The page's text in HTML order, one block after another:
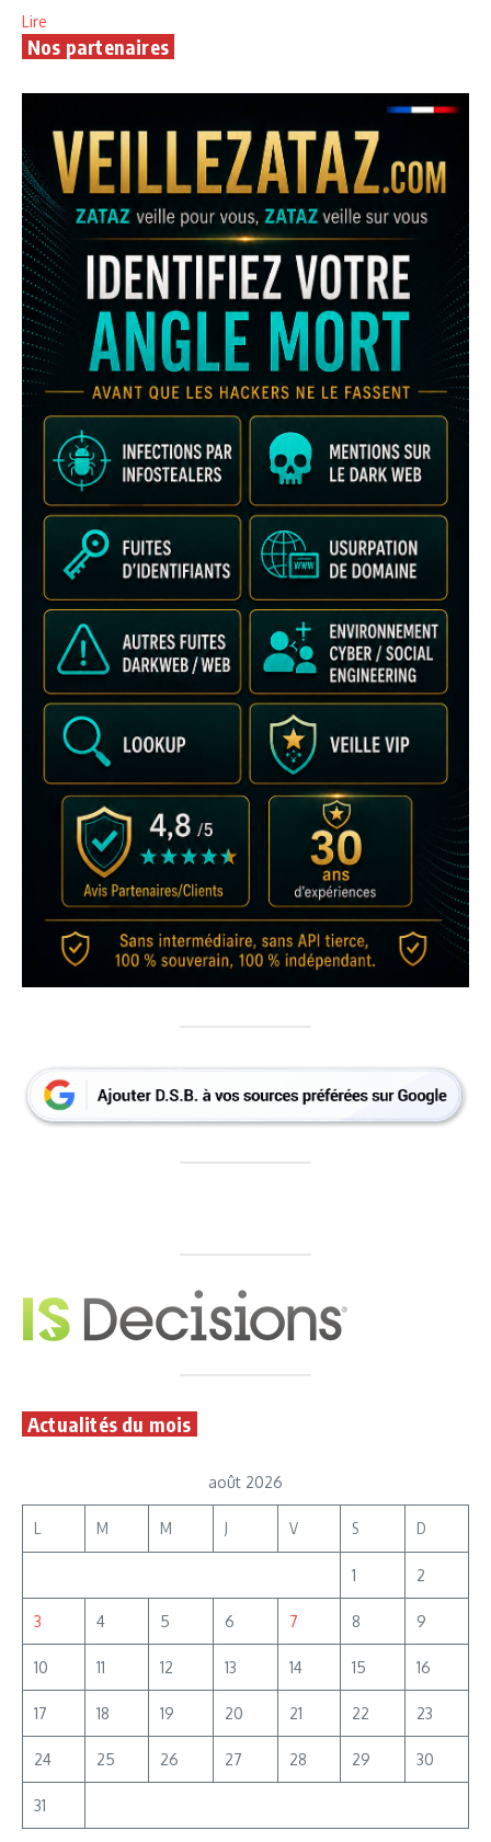
Lire
Nos partenaires
Actualités du mois
août 2026
L M M J V S D
1 2
3 4 5 6 7 8 9
10 11 12 13 14 15 16
17 18 19 20 21 22 23
24 25 26 27 28 29 30
31